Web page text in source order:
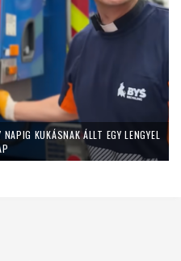
KUKÁSNAK ÁLLT EGY LENGYEL